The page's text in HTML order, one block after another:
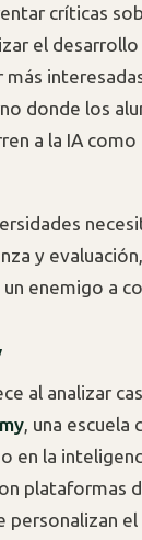
críticas
el
donde los
a la IA como
y
enemigo a
al analizar
, una escuela
en la
plataformas
personalizan